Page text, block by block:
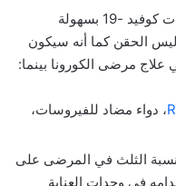
يتميز Molnupiravir عن غيره من علاجات كوفيد -19 بسهولة
الحقن كما أنه سيكون
مرضى الكورونا بينما:
، دواء مضاد للفيروسات،
الثلث في المرضى على
في وحدات العناية